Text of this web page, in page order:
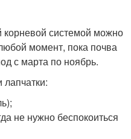
корневой системой можно
момент, пока почва
с марта по ноябрь.
не нужно беспокоиться